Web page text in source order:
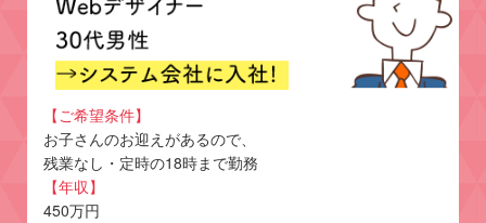
【ご希望条件】
お子さんのお迎えがあるので、
残業なし・定時の18時まで勤務
【年収】
450万円